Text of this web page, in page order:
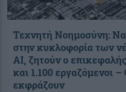
Τεχνητή Νοημοσύνη:
στην κυκλοφορία των
AI, ζητούν ο
και 1.100 εργαζόμενοι
εκφράζουν